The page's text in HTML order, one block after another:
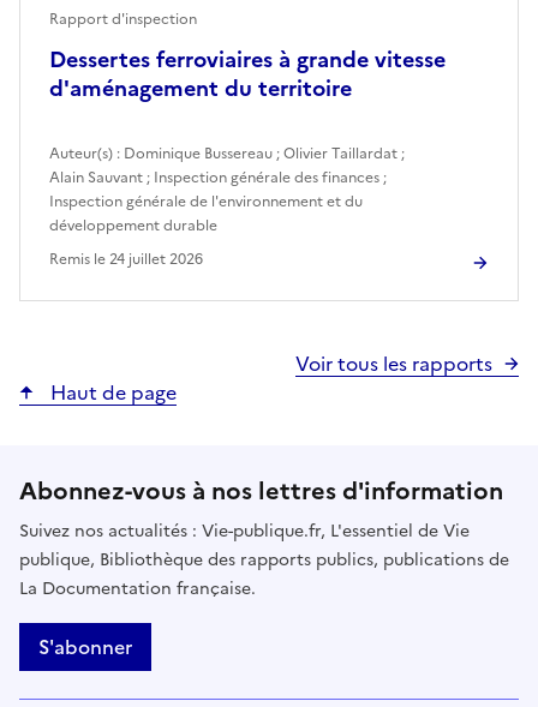
Dessertes ferroviaires à grande vitesse
d'aménagement du territoire
Rapport d'inspection
Auteur(s) : Dominique Bussereau ;Olivier Taillardat ;
Alain Sauvant ; Inspection générale des finances ;
Inspection générale de l'environnement et du
développement durable
Remis le24 juillet 2026
Voir tous les rapports
Haut de page
Abonnez-vous à nos lettres d'information
Suivez nos actualités : Vie-publique.fr, L'essentiel de Vie
publique, Bibliothèque des rapports publics, publications de
La Documentation française.
S'abonner